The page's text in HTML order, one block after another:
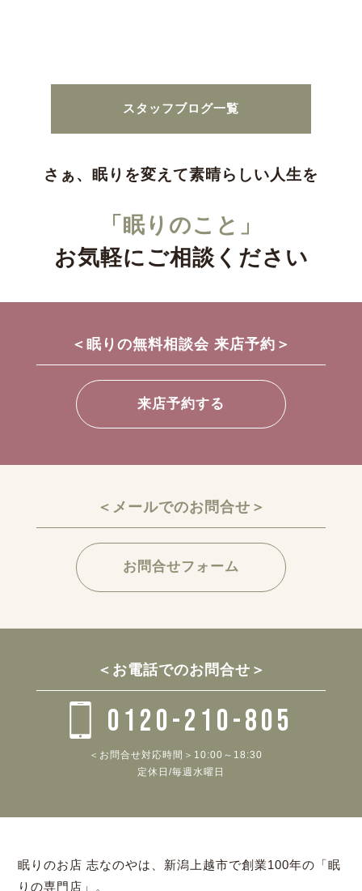
スタッフブログ一覧
さぁ、眠りを変えて素晴らしい人生を
「眠りのこと」
お気軽にご相談ください
＜眠りの無料相談会 来店予約＞
来店予約する
＜メールでのお問合せ＞
お問合せフォーム
＜お電話でのお問合せ＞
0120-210-805
＜お問合せ対応時間＞10:00～18:30
定休日/毎週水曜日
眠りのお店 志なのやは、新潟上越市で創業100年の「眠
りの専門店」。